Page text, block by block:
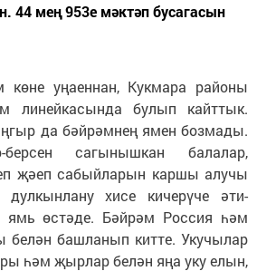
44 мең 953е мәктәп бусагасын
көне уңаеннан, Кукмара районы
линейкасында булып кайттык.
да бәйрәмнең ямен бозмады.
сагынышкан балалар,
җәеп сабыйларын каршы алучы
дулкынлану хисе кичерүче әти-
ямь өстәде. Бәйрәм Россия һәм
белән башланып китте. Укучылар
һәм җырлар белән яңа уку елын,